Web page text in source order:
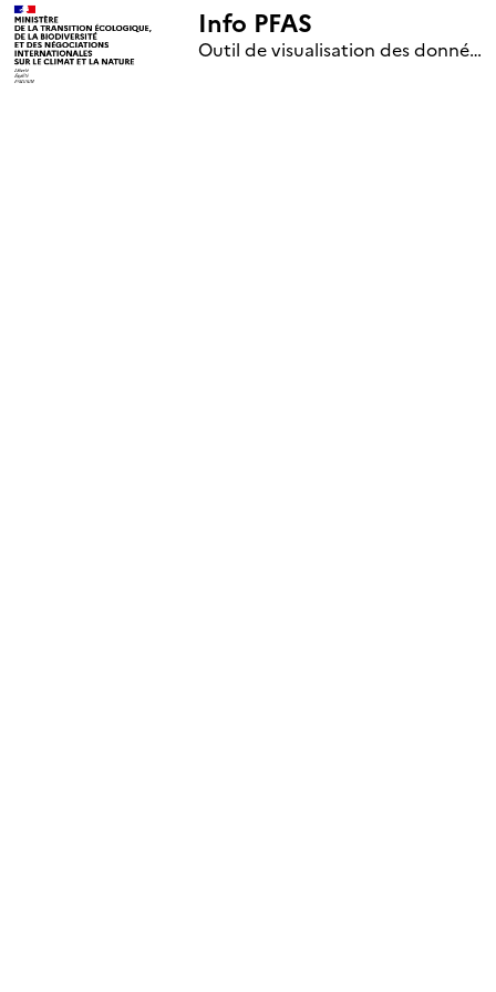
Info PFAS
Outil de visualisation des données nationales de surveillance des substances PFAS (mise à jour le 1er jour de chaque mois)
+
–